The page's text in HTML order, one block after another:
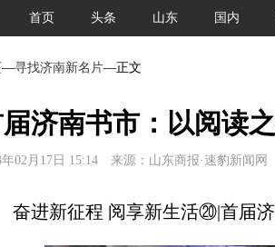
首页 头条 山东 国内
—寻找济南新名片—正文
济南书市：以阅读
年02月17日 15:14 来源：山东商报·速豹新闻网
进新征程 阅享新生活⑳|首届济